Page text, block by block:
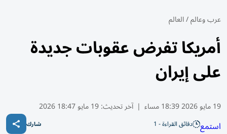
عرب وعالم/العالم
أمريكا تفرض عقوبات جديدة
على إيران
19 مايو 2026 18:39 مساء | آخر تحديث:19 مايو 18:47 2026
استمع دقائق القراءة - 1 شارك